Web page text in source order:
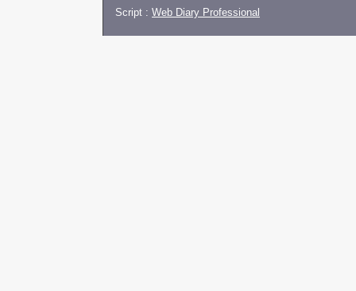
Script : Web Diary Professional